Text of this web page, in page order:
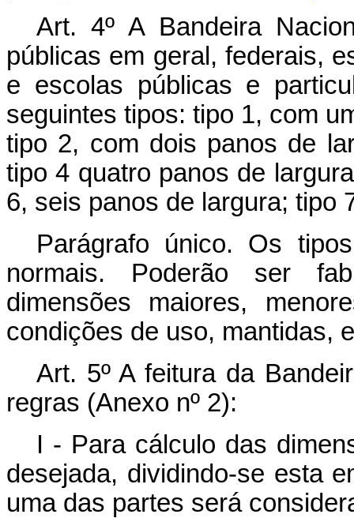
Art. 4º A Bandeira
públicas em geral, federais,
e escolas públicas e
seguintes tipos: tipo 1, com
tipo 2, com dois panos de
tipo 4 quatro panos de
6, seis panos de largura; tipo
Parágrafo único. Os
normais. Poderão ser
dimensões maiores,
condições de uso, mantidas,
Art. 5º A feitura da
regras (Anexo nº 2):
I - Para cálculo das
desejada, dividindo-se esta
uma das partes será